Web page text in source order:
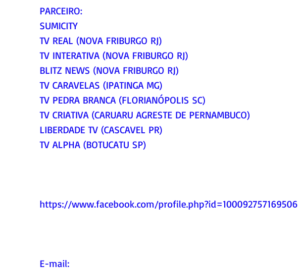
PARCEIRO:
SUMICITY
TV REAL (NOVA FRIBURGO RJ)
TV INTERATIVA (NOVA FRIBURGO RJ)
BLITZ NEWS (NOVA FRIBURGO RJ)
TV CARAVELAS (IPATINGA MG)
TV PEDRA BRANCA (FLORIANÓPOLIS SC)
TV CRIATIVA (CARUARU AGRESTE DE PERNAMBUCO)
LIBERDADE TV (CASCAVEL PR)
TV ALPHA (BOTUCATU SP)
https://www.facebook.com/profile.php?id=100092757169506
E-mail: